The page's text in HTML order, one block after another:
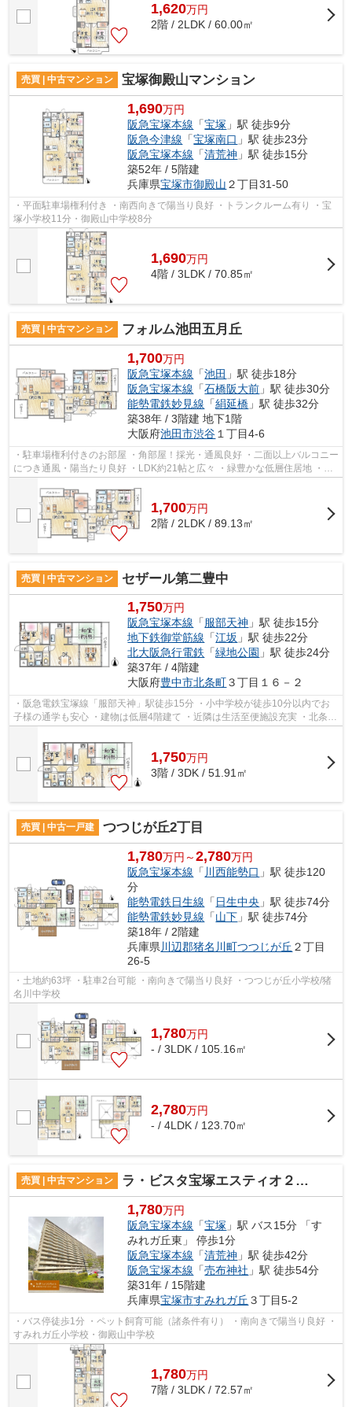
1,620万円
2階 / 2LDK / 60.00㎡
売買 | 中古マンション 宝塚御殿山マンション
1,690万円
阪急宝塚本線 「宝塚 」駅 徒歩9分
阪急今津線 「宝塚南口 」駅 徒歩23分
阪急宝塚本線 「清荒神 」駅 徒歩15分
築52年 / 5階建
兵庫県宝塚市御殿山 ２丁目31-50
・平面駐車場権利付き ・南西向きで陽当り良好 ・トランクルーム有り ・宝
塚小学校11分・御殿山中学校8分
1,690万円
4階 / 3LDK / 70.85㎡
売買 | 中古マンション フォルム池田五月丘
1,700万円
阪急宝塚本線 「池田 」駅 徒歩18分
阪急宝塚本線 「石橋阪大前 」駅 徒歩30分
能勢電鉄妙見線 「絹延橋 」駅 徒歩32分
築38年 / 3階建 地下1階
大阪府池田市渋谷 １丁目4-6
・駐車場権利付きのお部屋 ・角部屋！採光・通風良好 ・二面以上バルコニー
につき通風・陽当たり良好 ・LDK約21帖と広々 ・緑豊かな低層住居地 ・秦
野小学校・渋谷中学校
1,700万円
2階 / 2LDK / 89.13㎡
売買 | 中古マンション セザール第二豊中
1,750万円
阪急宝塚本線 「服部天神 」駅 徒歩15分
地下鉄御堂筋線 「江坂 」駅 徒歩22分
北大阪急行電鉄 「緑地公園 」駅 徒歩24分
築37年 / 4階建
大阪府豊中市北条町３丁目１６－２
・阪急電鉄宝塚線「服部天神」駅徒歩15分 ・小中学校が徒歩10分以内でお
子様の通学も安心 ・建物は低層4階建て ・近隣は生活至便施設充実 ・北条小
1,750万円
3階 / 3DK / 51.91㎡
売買 | 中古一戸建 つつじが丘2丁目
1,780万円～2,780万円
阪急宝塚本線 「 川西能勢口 」駅 徒歩120
分
能勢電鉄日生線 「 日生中央 」駅 徒歩74分
能勢電鉄妙見線 「山下 」駅 徒歩74分
築18年 / 2階建
兵庫県川辺郡猪名川町つつじが丘 ２丁目
26-5
・土地約63坪 ・駐車2台可能 ・南向きで陽当り良好 ・つつじが丘小学校/猪
名川中学校
1,780万円
- / 3LDK / 105.16㎡
2,780万円
- / 4LDK / 123.70㎡
売買 | 中古マンション ラ・ビスタ宝塚エスティオ２番館
1,780万円
阪急宝塚本線 「宝塚 」駅 バス15分 「す
みれガ丘東」 停歩1分
阪急宝塚本線 「清荒神 」駅 徒歩42分
阪急宝塚本線 「売布神社 」駅 徒歩54分
築31年 / 15階建
兵庫県宝塚市すみれガ丘 ３丁目5-2
・バス停徒歩1分 ・ペット飼育可能（諸条件有り） ・南向きで陽当り良好 ・
すみれガ丘小学校・御殿山中学校
1,780万円
7階 / 3LDK / 72.57㎡